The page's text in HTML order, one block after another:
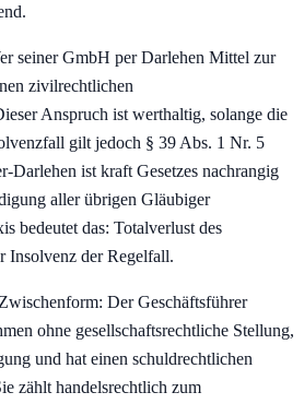
seiner GmbH per Darlehen Mittel zur
zivilrechtlichen
Anspruch ist werthaltig, solange die
gilt jedoch § 39 Abs. 1 Nr. 5
Darlehen ist kraft Gesetzes nachrangig
aller übrigen Gläubiger
bedeutet das: Totalverlust des
Insolvenz der Regelfall.
Der Geschäftsführer
ohne gesellschaftsrechtliche Stellung,
und hat einen schuldrechtlichen
zählt handelsrechtlich zum